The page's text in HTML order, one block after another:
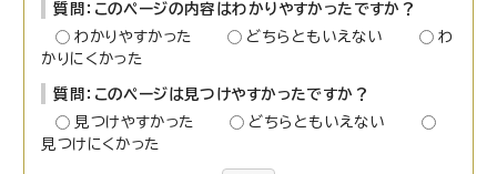
質問：このページの内容はわかりやすかったですか？
わかりやすかった
どちらともいえない
わ
かりにくかった
質問：このページは見つけやすかったですか？
見つけやすかった
どちらともいえない
見つけにくかった